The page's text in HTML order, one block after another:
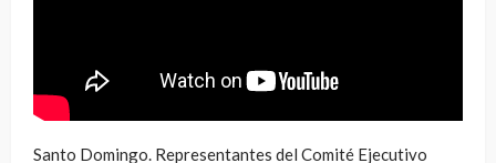
Santo Domingo. Representantes del Comité Ejecutivo